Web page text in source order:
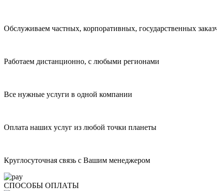
Обслуживаем частных, корпоративных, государственных
Работаем дистанционно, с любыми регионами
Все нужные услуги в одной компании
Оплата наших услуг из любой точки планеты
Круглосуточная связь с Вашим менеджером
СПОСОБЫ ОПЛАТЫ